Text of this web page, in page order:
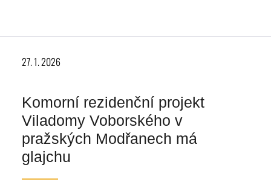
27. 1. 2026
Komorní rezidenční projekt
Viladomy Voborského v
pražských Modřanech má
glajchu